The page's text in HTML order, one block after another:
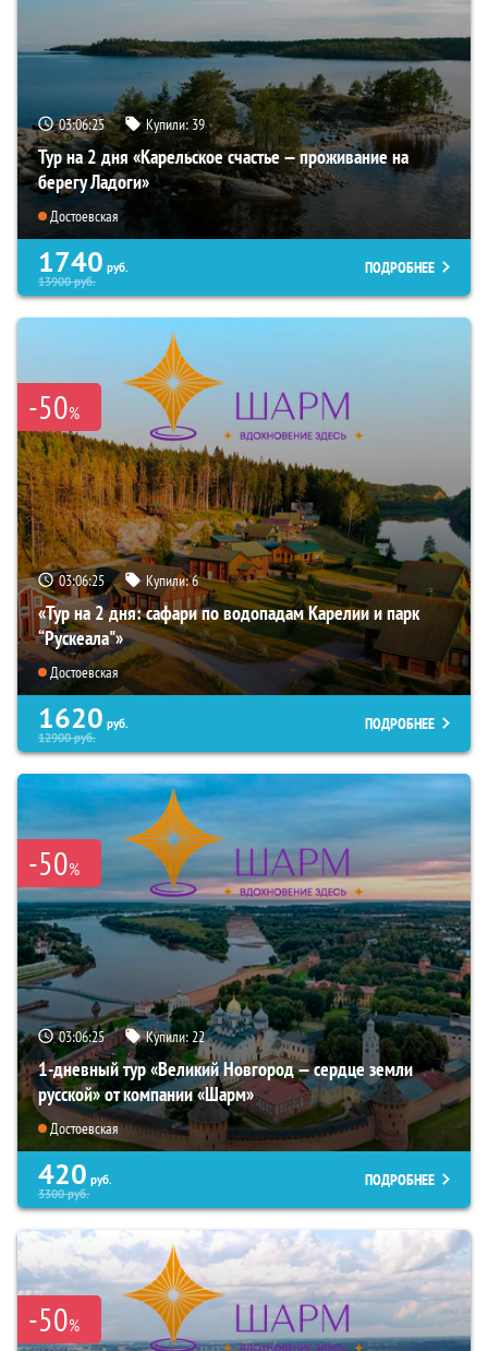
03:06:23 Купили:39
Тур на 2 дня «Карельское счастье — проживание на
берегу Ладоги»
Достоевская
1740 руб.
13900руб.
ПОДРОБНЕЕ
-50%
03:06:23 Купили:6
«Тур на 2 дня: сафари по водопадам Карелии и парк
“Рускеала"»
Достоевская
1620 руб.
12900руб.
ПОДРОБНЕЕ
-50%
03:06:23 Купили:22
1-дневный тур «Великий Новгород — сердце земли
русской» от компании «Шарм»
Достоевская
420 руб.
3300руб.
ПОДРОБНЕЕ
-50%